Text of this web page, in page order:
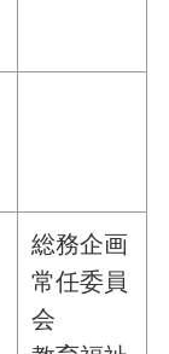
総務企画
常任委員
会